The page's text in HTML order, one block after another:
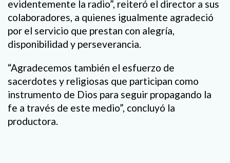
evidentemente la radio”, reiteró el director a sus
colaboradores, a quienes igualmente agradeció
por el servicio que prestan con alegría,
disponibilidad y perseverancia.
“Agradecemos también el esfuerzo de
sacerdotes y religiosas que participan como
instrumento de Dios para seguir propagando la
fe a través de este medio”, concluyó la
productora.